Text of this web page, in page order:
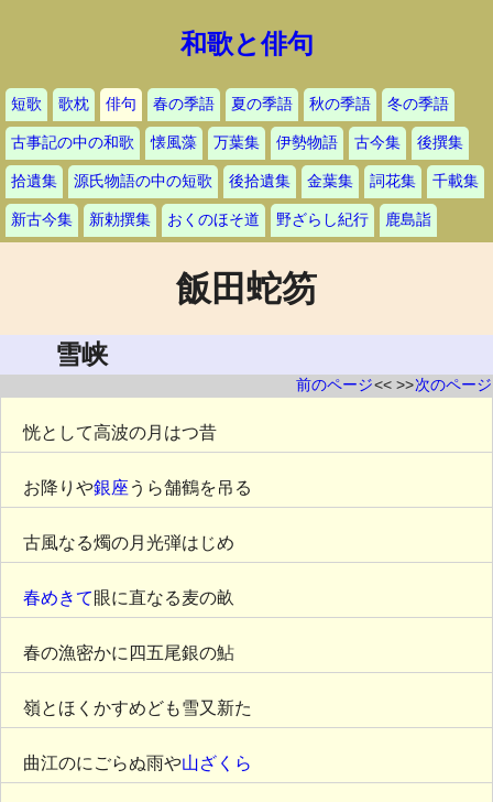
和歌と俳句
短歌 歌枕 俳句 春の季語 夏の季語 秋の季語 冬の季語
古事記の中の和歌 懐風藻 万葉集 伊勢物語 古今集 後撰集
拾遺集 源氏物語の中の短歌 後拾遺集 金葉集 詞花集 千載集
新古今集 新勅撰集 おくのほそ道 野ざらし紀行 鹿島詣
飯田蛇笏
雪峡
前のページ<< >>次のページ
恍として高波の月はつ昔
お降りや銀座 うら舗鶴を吊る
古風なる燭の月光弾はじめ
春めきて 眼に直なる麦の畝
春の漁密かに四五尾銀の鮎
嶺とほくかすめども雪又新た
曲江のにごらぬ雨や山ざくら